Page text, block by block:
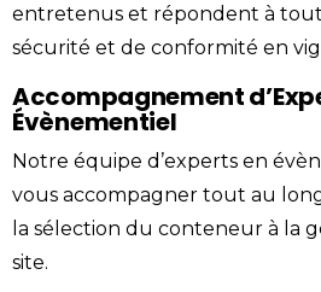
entretenus et répondent à
sécurité et de conformité en
Accompagnement
Évènementiel
Notre équipe d’experts en
vous accompagner tout au
la sélection du conteneur à la
site.